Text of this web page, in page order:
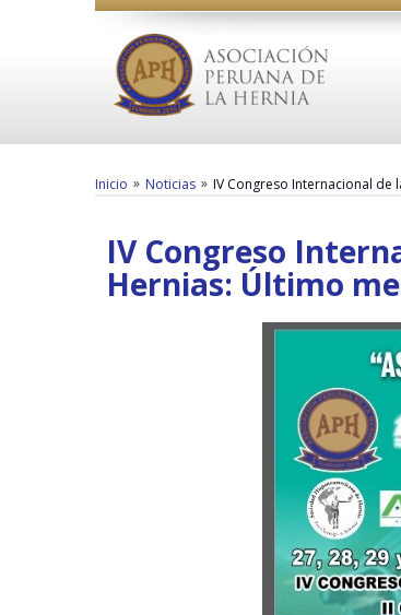
Inicio » Noticias » IV Congreso Internacional de
IV Congreso
Hernias: Último